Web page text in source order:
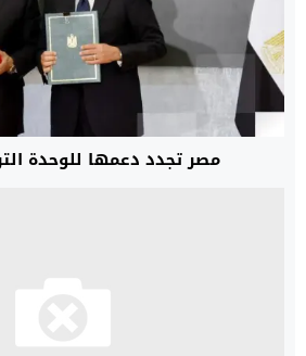
مصر تجدد دعمها للوحدة